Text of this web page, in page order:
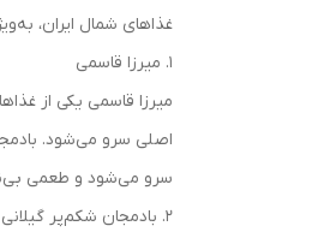
غذاهای شمال ایران،
۱. میرزا قاسمی
میرزا قاسمی یکی از
اصلی سرو می‌شود.
سرو می‌شود و طعمی
۲. بادمجان شکم‌پر گیلانی